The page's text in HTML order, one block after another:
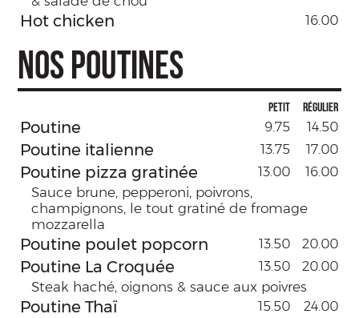
Hot chicken 16.00
NOS POUTINES
Petit Régulier
Poutine 9.75 14.50
Poutine italienne 13.75 17.00
Poutine pizza gratinée 13.00 16.00
Sauce brune, pepperoni, poivrons,
champignons, le tout gratiné de fromage
mozzarella
Poutine poulet popcorn 13.50 20.00
Poutine La Croquée 13.50 20.00
Steak haché, oignons & sauce aux poivres
Poutine Thaï 15.50 24.00